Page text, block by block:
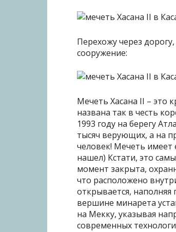
Перехожу через
сооружение:
Мечеть Хасана II – это
названа так в честь
1993 году на берегу
тысяч верующих, а на
человек! Мечеть
нашел) Кстати, это
момент закрыта,
что расположено
открывается,
вершине минарета
на Мекку, указывая
современных